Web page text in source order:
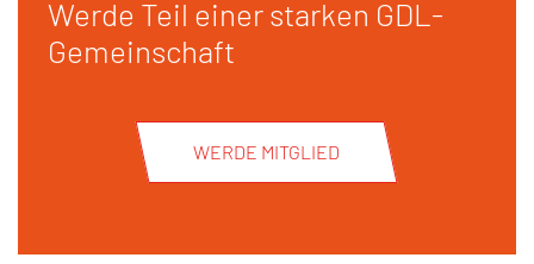
Werde Teil einer starken GDL-
Gemeinschaft
WERDE MITGLIED